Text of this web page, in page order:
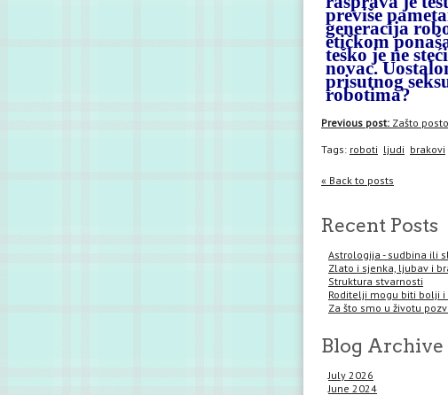
previše
generacija
etičkom
teško je ne
novac.
prisutnog
robotima?
Previous post: Zašto
Tags: roboti ljudi brakovi
« Back to posts
Recent Posts
Astrologija - sudbina ili
Zlato i sjenka, ljubav i
Struktura stvarnosti
Roditelji mogu biti bolji
Za što smo u životu
Blog Archive
July 2026
June 2024